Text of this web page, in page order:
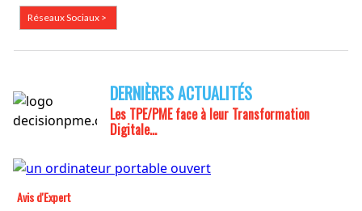
Réseaux Sociaux >
DERNIÈRES ACTUALITÉS
Les TPE/PME face à leur Transformation
Digitale...
Avis d'Expert